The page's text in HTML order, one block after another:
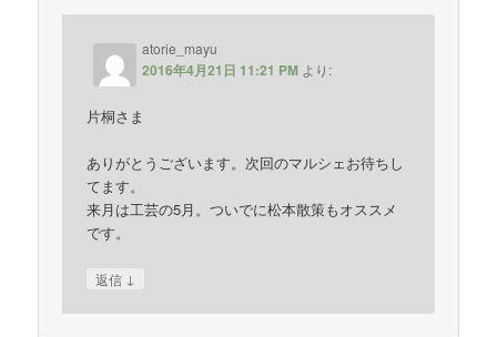
atorie_mayu
2016年4月21日 11:21 PM より:
片桐さま
ありがとうございます。次回のマルシェお待ちし
てます。
来月は工芸の5月。ついでに松本散策もオススメ
です。
返信 ↓